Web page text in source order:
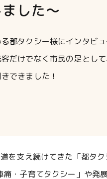
した～
都タクシー様にインタビ
だけでなく市民の足とし
できました！
を支え続けてきた「都タク
・子育てタクシー」や発